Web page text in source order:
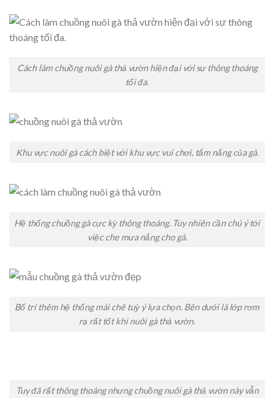
Cách làm chuồng nuôi gà thả vườn hiện đại với sự thông thoáng
tối đa.
Khu vực nuôi gà cách biệt với khu vực vui chơi, tắm nắng của gà.
Hệ thống chuồng gà cực kỳ thông thoáng. Tuy nhiên cần chú ý tới
việc che mưa nắng cho gà.
Bố trí thêm hệ thống mái chê tuỳ ý lựa chọn. Bên dưới là lớp rơm
rạ rất tốt khi nuôi gà thả vườn.
Tuy đã rất thông thoáng nhưng chuồng nuôi gà thả vườn này vẫn